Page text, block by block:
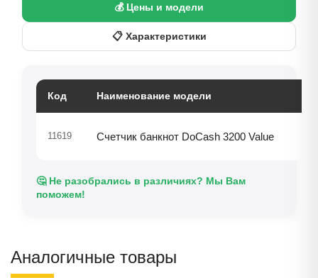
💰 Цены и модели
📋 Характеристики
Код Наименование модели
11619 Счетчик банкнот DoCash 3200 Value
🤔 Не разобрались в различиях? Мы Вам
поможем!
Аналогичные товары